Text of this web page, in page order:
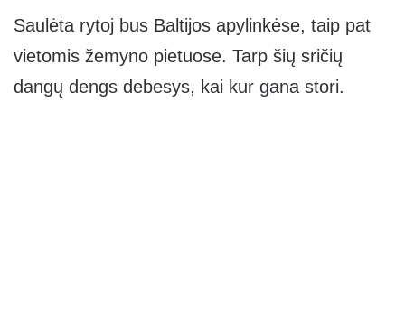
Saulėta rytoj bus Baltijos apylinkėse, taip pat
vietomis žemyno pietuose. Tarp šių sričių
dangų dengs debesys, kai kur gana stori.